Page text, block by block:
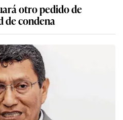
otro pedido de
y nulidad de condena